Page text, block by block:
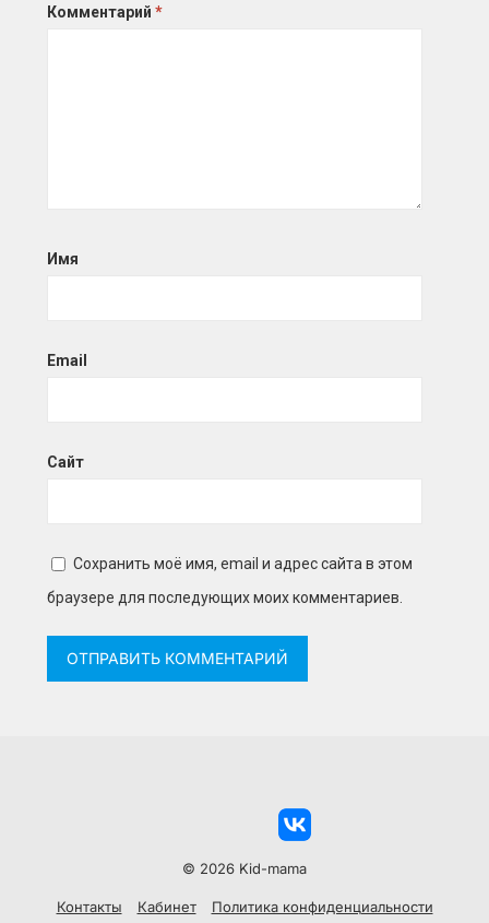
Комментарий*
Имя
Email
Сайт
Сохранить моё имя, email и адрес сайта в этом
браузере для последующих моих комментариев.
© 2026 Kid-mama
Контакты Кабинет Политика конфиденциальности